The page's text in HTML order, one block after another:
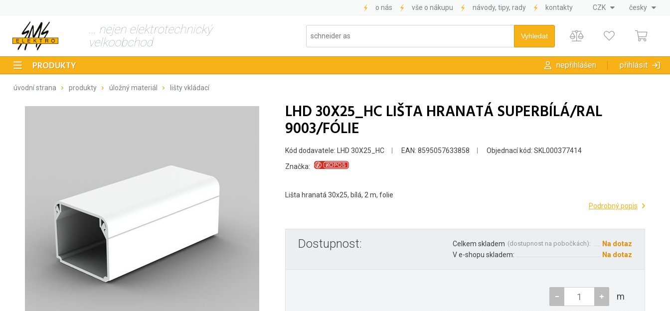
o nás vše o nákupu návody, tipy, rady kontakty CZK česky
... nejen elektrotechnický
velkoobchod
PRODUKTY nepřihlášen přihlásit
úvodní strana produkty úložný materiál lišty vkládací
LHD 30X25_HC LIŠTA HRANATÁ SUPERBÍLÁ/RAL
9003/FÓLIE
Kód dodavatele: LHD 30X25_HC EAN: 8595057633858 Objednací kód: SKL000377414
Značka:
Lišta hranatá 30x25, bílá, 2 m, folie
Podrobný popis
Dostupnost: Celkem skladem (dostupnost na pobočkách):
Na dotaz
V e-shopu skladem:
Na dotaz
m